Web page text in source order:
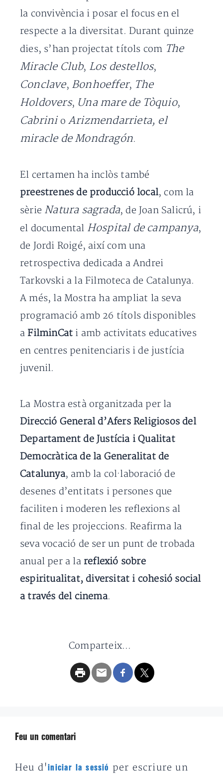
la convivència i posar el focus en el
respecte a la diversitat. Durant quinze
dies, s’han projectat títols com The
Miracle Club, Los destellos,
Conclave, Bonhoeffer, The
Holdovers, Una mare de Tòquio,
Cabrini oArizmendarrieta, el
miracle de Mondragón.
El certamen ha inclòs també
preestrenes de producció local, com la
sèrie Natura sagrada, de Joan Salicrú, i
el documental Hospital de campanya,
de Jordi Roigé, així com una
retrospectiva dedicada a Andrei
Tarkovski a la Filmoteca de Catalunya.
A més, la Mostra ha ampliat la seva
programació amb 26 títols disponibles
a FilminCat i amb activitats educatives
en centres penitenciaris i de justícia
juvenil.
La Mostra està organitzada per la
Direcció General d’Afers Religiosos del
Departament de Justícia i Qualitat
Democràtica de la Generalitat de
Catalunya, amb la col·laboració de
desenes d’entitats i persones que
faciliten i moderen les reflexions al
final de les projeccions. Reafirma la
seva vocació de ser un punt de trobada
anual per a la reflexió sobre
espiritualitat, diversitat i cohesió social
a través del cinema.
Comparteix...
Feu un comentari
Heu d'iniciar la sessió
per escriure un